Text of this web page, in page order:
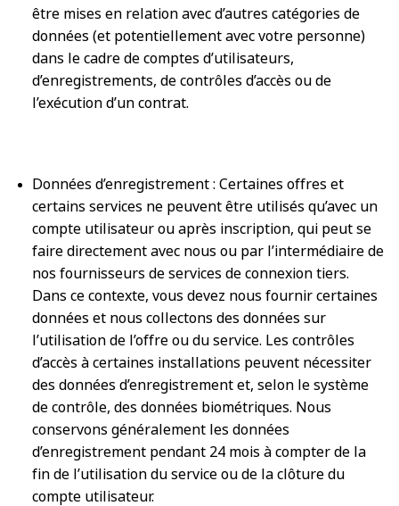
être mises en relation avec d’autres catégories de
données (et potentiellement avec votre personne)
dans le cadre de comptes d’utilisateurs,
d’enregistrements, de contrôles d’accès ou de
l’exécution d’un contrat.
Données d’enregistrement : Certaines offres et
certains services ne peuvent être utilisés qu’avec un
compte utilisateur ou après inscription, qui peut se
faire directement avec nous ou par l’intermédiaire de
nos fournisseurs de services de connexion tiers.
Dans ce contexte, vous devez nous fournir certaines
données et nous collectons des données sur
l’utilisation de l’offre ou du service. Les contrôles
d’accès à certaines installations peuvent nécessiter
des données d’enregistrement et, selon le système
de contrôle, des données biométriques. Nous
conservons généralement les données
d’enregistrement pendant 24 mois à compter de la
fin de l’utilisation du service ou de la clôture du
compte utilisateur.